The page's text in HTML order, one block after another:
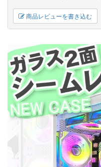
商品レビューを書き込む